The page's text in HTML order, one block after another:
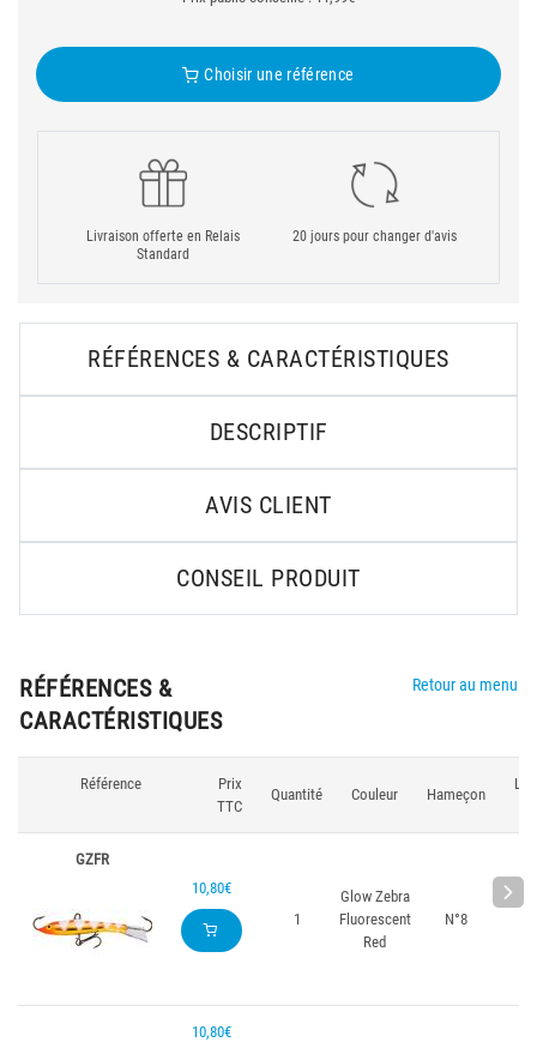
Choisir une référence
Livraison offerte en Relais
Standard
20 jours pour changer d'avis
RÉFÉRENCES & CARACTÉRISTIQUES
DESCRIPTIF
AVIS CLIENT
CONSEIL PRODUIT
RÉFÉRENCES &
CARACTÉRISTIQUES
Retour au menu
Référence
Prix
TTC
Quantité Couleur Hameçon
GZFR
10,80€
1
Glow Zebra
Fluorescent
Red
N°8
10,80€